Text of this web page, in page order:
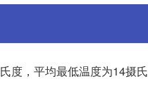
度，平均最低温度为14摄氏